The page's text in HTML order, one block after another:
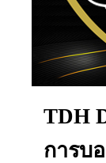
TDH
การบ